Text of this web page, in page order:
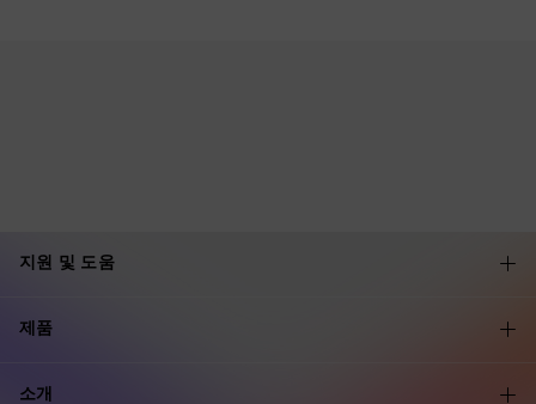
지원 및 도움
제품
소개